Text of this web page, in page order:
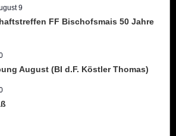
9
FF Bischofsmais 50 Jahre
August (BI d.F. Köstler Thomas)